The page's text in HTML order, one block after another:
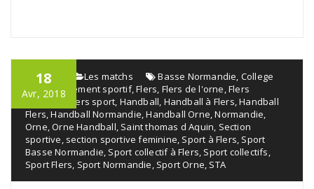
18
Avr, 2018
admin Les matchs Basse Normandie College
Flers,Événement sportif,Flers Flers de l'orne ,Flers
handball, Flers sport Handball Handball à Flers ,Handball
Flers ,Handball Normandie ,Handball Orne ,Normandie
Orne ,Orne Handball Saint thomas d Aquin Section
sportive section sportive feminine Sport à Flers Sport
Basse Normandie Sport collectif à Flers Sport collectifs
Sport Flers Sport Normandie Sport Orne STA